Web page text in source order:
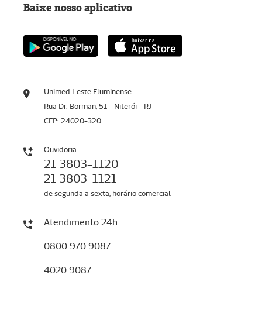
Unimed Leste Fluminense
Rua Dr. Borman, 51 - Niterói - RJ
CEP: 24020-320
Ouvidoria
21 3803-1120
21 3803-1121
de segunda a sexta, horário comercial
Atendimento 24h
0800 970 9087
4020 9087
Baixe nosso aplicativo